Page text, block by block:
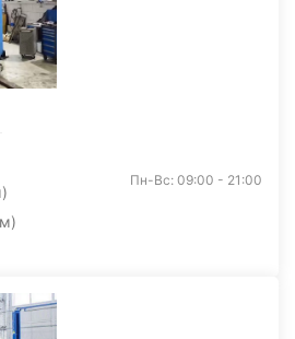
Пн-Вс: 09:00 - 21:00